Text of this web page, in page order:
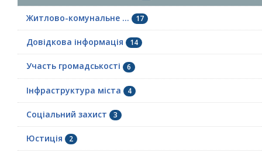
Житлово-комунальне ... 17
Довідкова інформація 14
Участь громадськості 6
Інфраструктура міста 4
Соціальний захист 3
Юстиція 2